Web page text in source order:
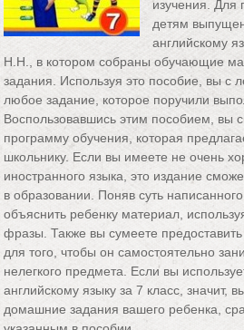
изучения.
детям
английскому
Н.Н., в котором собраны обучающие
задания. Используя это пособие, вы с
любое задание, которое поручили
Воспользовавшись этим пособием, вы
программу обучения, которая
школьнику. Если вы имеете не очень
иностранного языка, это издание
в образовании. Поняв суть
объяснить ребенку материал,
фразы. Также вы сумеете
для того, чтобы он самостоятельно
нелегкого предмета. Если вы
английскому языку за 7 класс, значит,
домашние задания вашего ребенка,